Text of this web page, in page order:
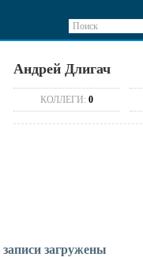
Поиск
Андрей Длигач
КОЛЛЕГИ: 0
записи загружены